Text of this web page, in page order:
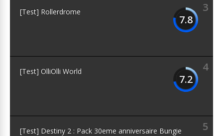
3
7.8
[Test] Rollerdrome
4
7.2
[Test] OlliOlli World
5
[Test] Destiny 2 : Pack 30eme anniversaire Bungie